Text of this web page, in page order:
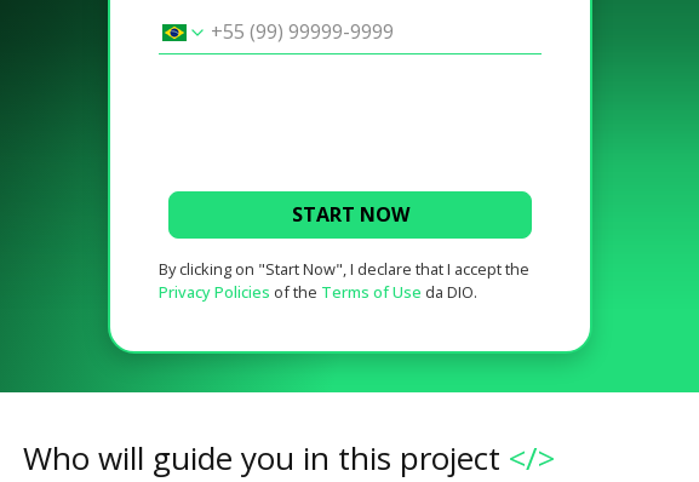
START NOW
By clicking on "Start Now", I declare that I accept the
Privacy Policies of the Terms of Use da DIO.
Who will guide you in this project </>